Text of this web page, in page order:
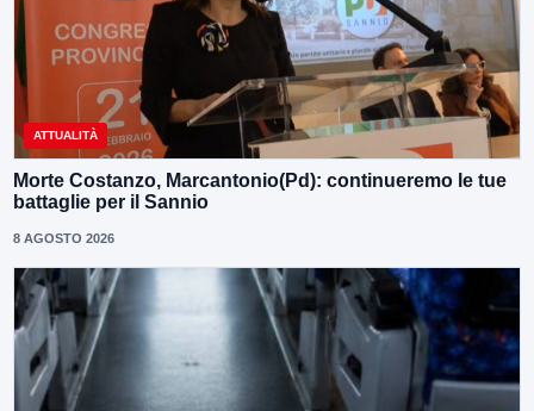
ATTUALITÀ
Morte Costanzo, Marcantonio(Pd): continueremo le tue
battaglie per il Sannio
8 AGOSTO 2026